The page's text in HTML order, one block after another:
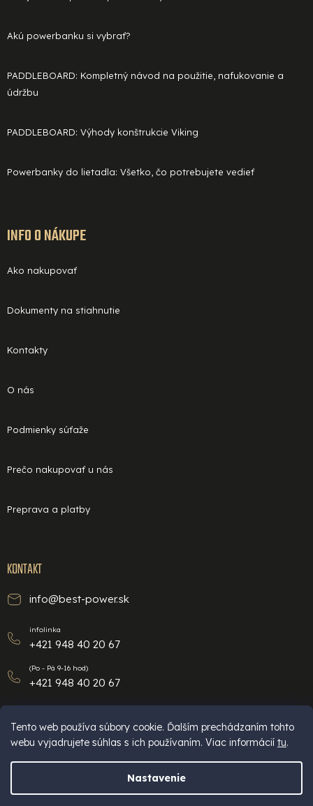
Tento web používa súbory cookie. Ďalším prechádzaním tohto
webu vyjadrujete súhlas s ich používaním. Viac informácií tu.
Nastavenie
Akú powerbanku si vybrať?
PADDLEBOARD: Kompletný návod na použitie, nafukovanie a
údržbu
PADDLEBOARD: Výhody konštrukcie Viking
Powerbanky do lietadla: Všetko, čo potrebujete vedieť
INFO O NÁKUPE
Ako nakupovať
Dokumenty na stiahnutie
Kontakty
O nás
Podmienky súťaže
Prečo nakupovať u nás
Preprava a platby
KONTAKT
info@best-power.sk
infolinka
+421 948 40 20 67
(Po - Pá 9-16 hod)
+421 948 40 20 67
Vytvoril Shoptet